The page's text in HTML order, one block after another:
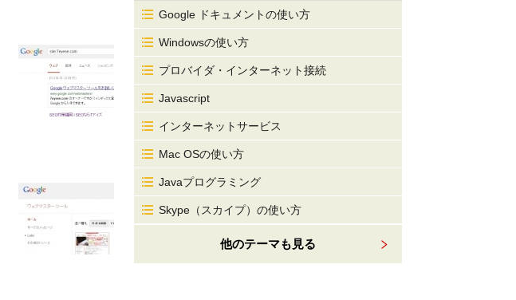
Google ドキュメントの使い方
Windowsの使い方
プロバイダ・インターネット接続
Javascript
インターネットサービス
Mac OSの使い方
Javaプログラミング
Skype（スカイプ）の使い方
他のテーマも見る